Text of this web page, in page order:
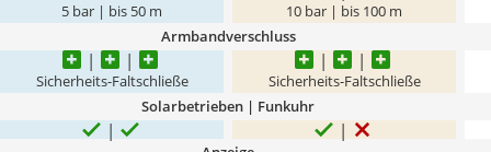
5 bar | bis 50 m 10 bar | bis 100 m
Armbandverschluss
Sicherheits-Faltschließe Sicherheits-Faltschließe
Solarbetrieben | Funkuhr